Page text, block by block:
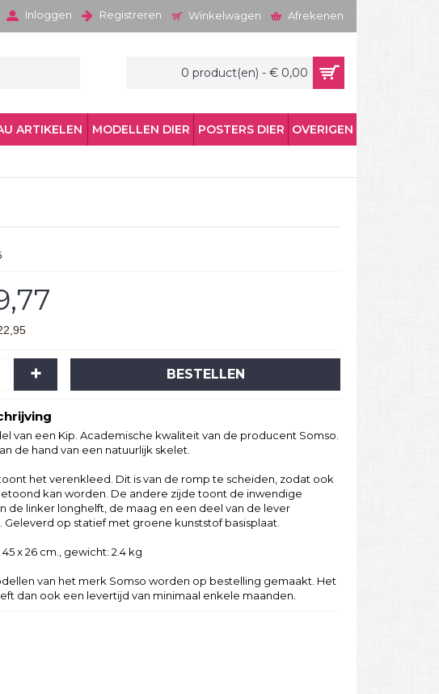
Inloggen Registreren Winkelwagen Afrekenen
0 product(en) - € 0,00
ARTIKELEN MODELLEN DIER POSTERS DIER OVERIGEN
+ BESTELLEN
van een Kip. Academische kwaliteit van de producent Somso.
de hand van een natuurlijk skelet.
het verenkleed. Dit is van de romp te scheiden, zodat ook
kan worden. De andere zijde toont de inwendige
de linker longhelft, de maag en een deel van de lever
Geleverd op statief met groene kunststof basisplaat.
x 26 cm., gewicht: 2.4 kg
van het merk Somso worden op bestelling gemaakt. Het
dan ook een levertijd van minimaal enkele maanden.